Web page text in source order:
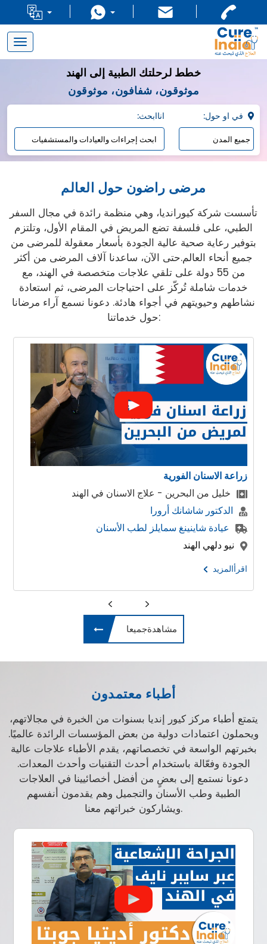
Toggle
navigation
خطط لرحلتك الطبية إلى الهند
موثوقون، شفافون، موثوقون
:اناابحث
مرضى راضون حول العالم
تأسست شركة كيورانديا، وهي منظمة رائدة في مجال السفر
الطبي، على فلسفة تضع المريض في المقام الأول، وتلتزم
بتوفير رعاية صحية عالية الجودة بأسعار معقولة للمرضى من
جميع أنحاء العالم.حتى الآن، ساعدنا آلاف المرضى من أكثر
من 55 دولة على تلقي علاجات متخصصة في الهند، مع
خدمات شاملة تُركّز على احتياجات المرضى، ثم استعادة
نشاطهم وحيويتهم في أجواء هادئة. دعونا نسمع آراء مرضانا
حول خدماتنا:
ابتسامة هوليوود ، تصميم الابتسامة
المريض من البحرين تحصل على ابتسامة هوليود
وورد اوف دينتيستري
كوشي , هاريانا , الهند
اقرأالمزيد
مشاهدةجميعا
أطباء معتمدون
يتمتع أطباء مركز كيور إنديا بسنوات من الخبرة في مجالاتهم،
ويحملون اعتمادات دولية من بعض المؤسسات الرائدة عالميًا.
بخبرتهم الواسعة في تخصصاتهم، يقدم الأطباء علاجات عالية
الجودة وفعّالة باستخدام أحدث التقنيات وأحدث المعدات.
دعونا نستمع إلى بعضٍ من أفضل أخصائيينا في العلاجات
الطبية وطب الأسنان والتجميل وهم يقدمون أنفسهم
ويشاركون خبراتهم معنا.